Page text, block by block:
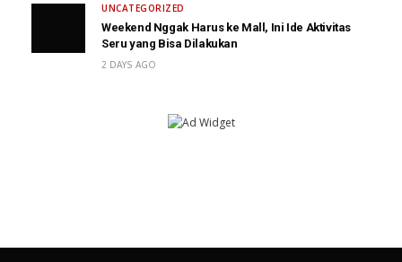
UNCATEGORIZED
Weekend Nggak Harus ke Mall, Ini Ide Aktivitas
Seru yang Bisa Dilakukan
2 DAYS AGO